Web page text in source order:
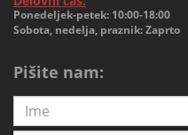
Ponedeljek-petek: 10:00-18:00
Sobota, nedelja, praznik: Zaprto
Pišite nam: